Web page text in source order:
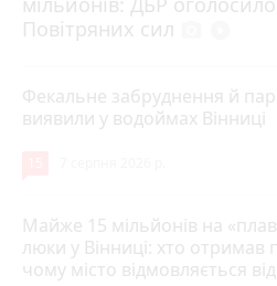
Повітряних сил
Фекальне забруднення й
виявили у водоймах Вінниці
Майже 15 мільйонів на
люки у Вінниці: хто отримав
чому місто відмовляється